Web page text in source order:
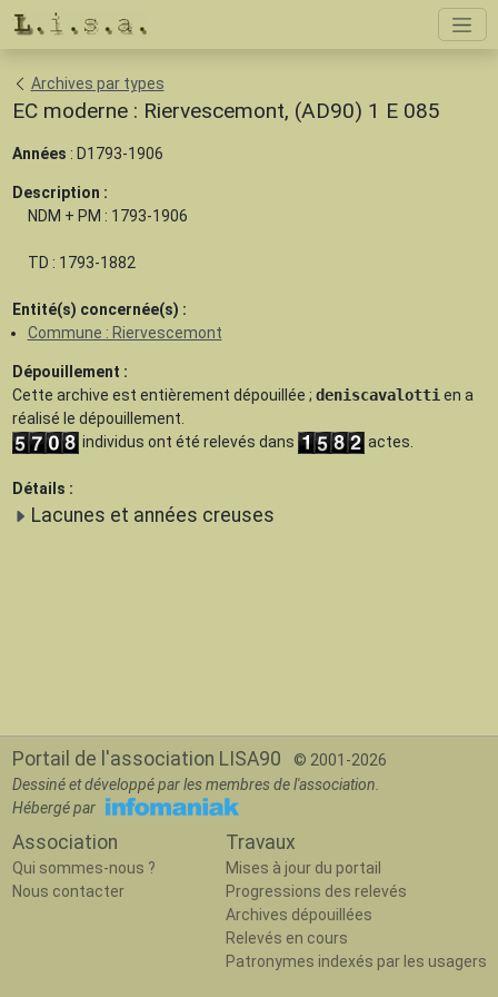
Archives par types
EC moderne : Riervescemont, (AD90) 1 E 085
Années : D1793-1906
Description :
NDM + PM : 1793-1906
TD : 1793-1882
Entité(s) concernée(s) :
Commune : Riervescemont
Dépouillement :
Cette archive est entièrement dépouillée ; deniscavalotti en a
réalisé le dépouillement.
individus ont été relevés dans
actes.
Détails :
Lacunes et années creuses
Portail de l'association LISA90
© 2001-2026
Dessiné et développé par les membres de l'association.
Hébergé par
Association
Qui sommes-nous ?
Nous contacter
Travaux
Mises à jour du portail
Progressions des relevés
Archives dépouillées
Relevés en cours
Patronymes indexés par les usagers